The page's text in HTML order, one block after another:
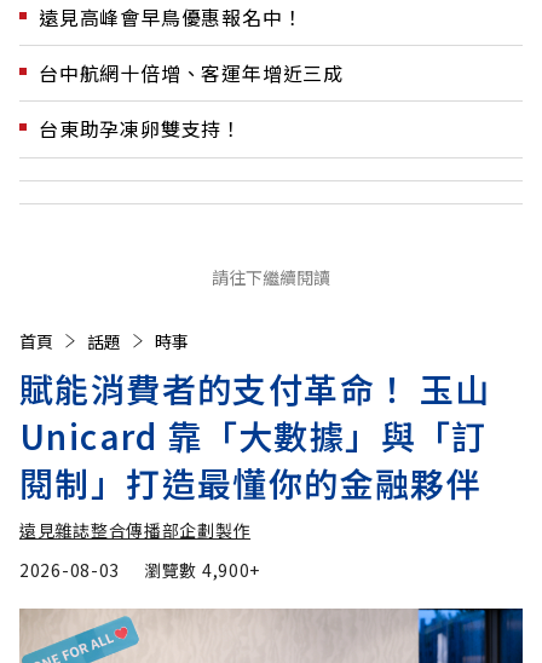
遠見高峰會早鳥優惠報名中！
台中航網十倍增、客運年增近三成
台東助孕凍卵雙支持！
請往下繼續閱讀
首頁 話題 時事
賦能消費者的支付革命！ 玉山
Unicard 靠「大數據」與「訂
閱制」打造最懂你的金融夥伴
遠見雜誌整合傳播部企劃製作
2026-08-03
瀏覽數 4,900+